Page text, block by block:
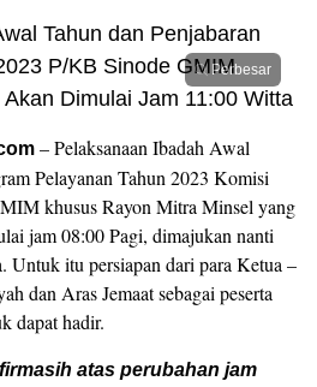
Perbesar
– Pelaksanaan Ibadah Awal
Pelayanan Tahun 2023 Komisi
khusus Rayon Mitra Minsel yang
jam 08:00 Pagi, dimajukan nanti
Untuk itu persiapan dari para Ketua –
dan Aras Jemaat sebagai peserta
dapat hadir.
atas perubahan jam